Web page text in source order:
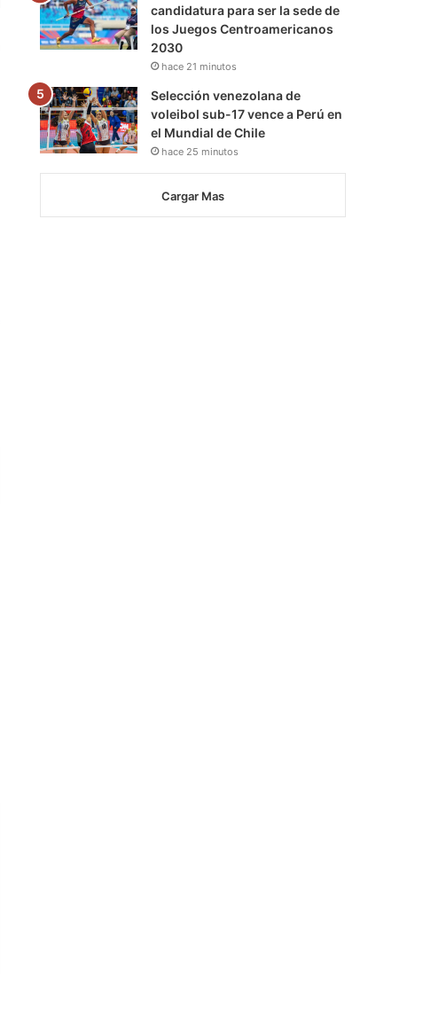
candidatura para ser la sede de
los Juegos Centroamericanos
2030
hace 21 minutos
Selección venezolana de
voleibol sub-17 vence a Perú en
el Mundial de Chile
hace 25 minutos
Cargar Mas